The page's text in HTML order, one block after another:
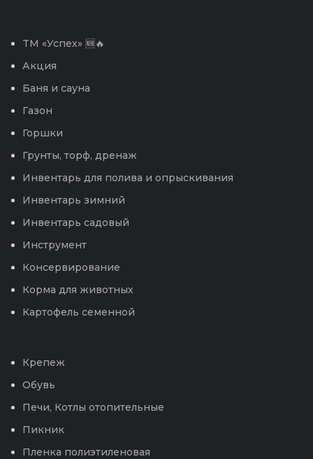
TM «Успех» 🆕🔥
Акция
Баня и сауна
Газон
Горшки
Грунты, торф, дренаж
Инвентарь для полива и опрыскивания
Инвентарь зимний
Инвентарь садовый
Инструмент
Консервирование
Корма для животных
Картофель семенной
Крепеж
Обувь
Печи, Котлы отопительные
Пикник
Пленка полиэтиленовая